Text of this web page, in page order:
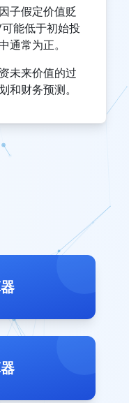
子假定价值贬
能低于初始投
通常为正。
未来价值的过
和财务预测。